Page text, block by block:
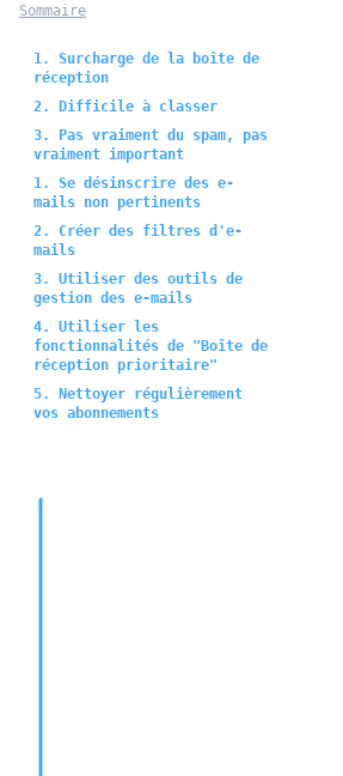
Sommaire
1. Surcharge de la boîte de
réception
2. Difficile à classer
3. Pas vraiment du spam, pas
vraiment important
1. Se désinscrire des e-
mails non pertinents
2. Créer des filtres d'e-
mails
3. Utiliser des outils de
gestion des e-mails
4. Utiliser les
fonctionnalités de "Boîte de
réception prioritaire"
5. Nettoyer régulièrement
vos abonnements